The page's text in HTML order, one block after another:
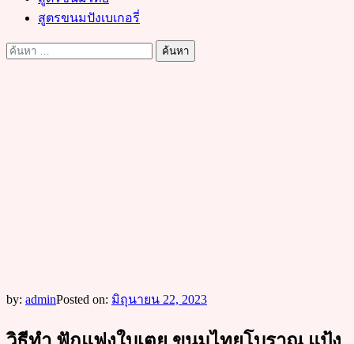
สูตรขนมปังเบเกอรี่
ค้นหา
by: adminPosted on: มิถุนายน 22, 2023